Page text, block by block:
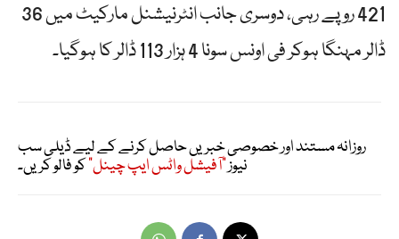
421 روپے رہی، دوسری جانب انٹرنیشنل مارکیٹ میں 36
ڈالر مہنگا ہوکر فی اونس سونا 4 ہزار 113 ڈالر کا ہوگیا۔
روزانہ مستند اور خصوصی خبریں حاصل کرنے کے لیے ڈیلی سب
نیوز"آفیشل واٹس ایپ چینل"کو فالو کریں۔